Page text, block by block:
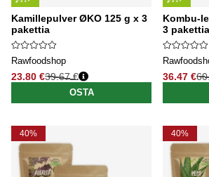
Kamillepulver ØKO 125 g x 3
pakettia
Rawfoodshop
23.80 €
Normaali hinta
39.67 €
OSTA
Kombu-
3 pakettia
36.47 €
Normaali
40% 40%